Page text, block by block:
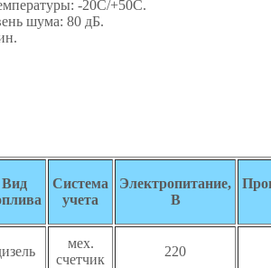
-20C/+50С.
шума: 80 дБ.
Вид
Система
учета
Электропитание,
В
мех.
счетчик
220